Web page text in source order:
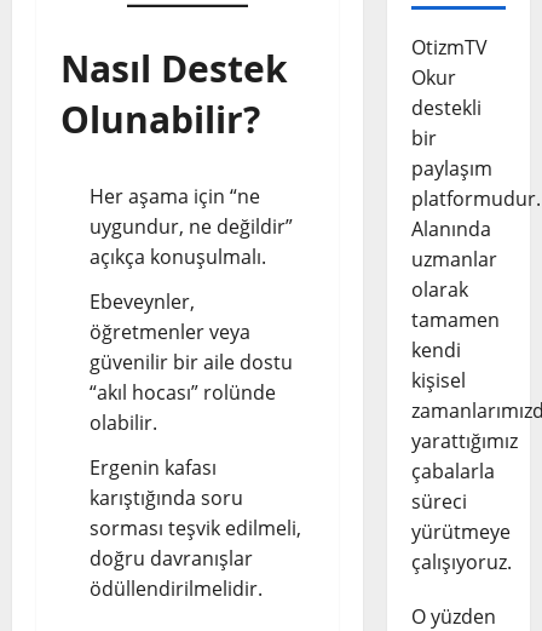
Nasıl Destek
Olunabilir?
Her aşama için “ne
uygundur, ne değildir”
açıkça konuşulmalı.
Ebeveynler,
öğretmenler veya
güvenilir bir aile dostu
“akıl hocası” rolünde
olabilir.
Ergenin kafası
karıştığında soru
sorması teşvik edilmeli,
doğru davranışlar
ödüllendirilmelidir.
OtizmTV
Okur
destekli
bir
paylaşım
platformudur.
Alanında
uzmanlar
olarak
tamamen
kendi
kişisel
yarattığımız
çabalarla
süreci
yürütmeye
çalışıyoruz.
O yüzden